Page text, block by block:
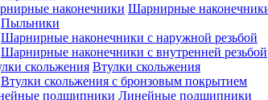
Шарнирные
Пыльники
Шарнирные наконечники с наружной резьбой
Шарнирные наконечники с внутренней резьбой
Втулки скольжения
Втулки скольжения с бронзовым покрытием
Линейные подшипники